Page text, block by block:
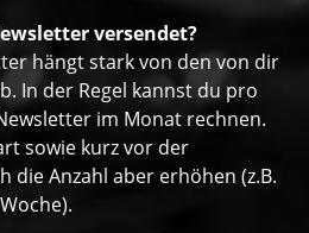
versendet?
hängt stark von den von dir
In der Regel kannst du pro
im Monat rechnen.
sowie kurz vor der
die Anzahl aber erhöhen (z.B.